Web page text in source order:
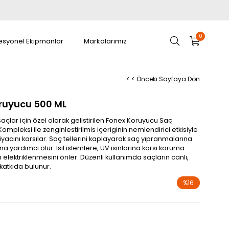
0
Ekipmanlar Markalarımız
< < Önceki Sayfaya Dön
500 ML
için özel olarak gelistirilen Fonex Koruyucu Saç
ile zenginlestirilmis içeriginin nemlendirici etkisiyle
karsılar. Saç tellerini kaplayarak saç yıpranmalarına
yardımcı olur. Isıl islemlere, UV ısınlarına karsı koruma
önler. Düzenli kullanımda saçların canlı,
bulunur.
%16